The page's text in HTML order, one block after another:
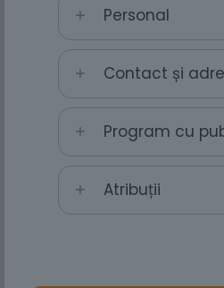
Personal
Contact și
Program cu
Atribuții